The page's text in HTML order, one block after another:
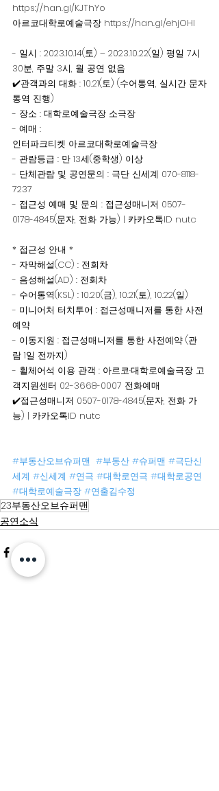
https://han.gl/KJThYo
아르코대학로예술극장 https://han.gl/ehjOHI
- 일시 : 2023.10.14(토) – 2023.10.22(일) 평일 7시
30분, 주말 3시, 월 공연 없음
✔️관객과의 대화 : 10.21(토) (수어통역, 실시간 문자
통역 진행)
- 장소 : 대학로예술극장 소극장
- 예매 :
인터파크티켓 아르코대학로예술극장
- 관람등급 : 만 13세(중학생) 이상
- 단체관람 및 공연문의 : 극단 신세계 070-8118-
7237
- 접근성 예매 및 문의 : 접근성매니저 0507-
0178-4845(문자, 전화 가능) | 카카오톡ID nutc
* 접근성 안내 *
- 자막해설(CC) : 전회차
- 음성해설(AD) : 전회차
- 수어통역(KSL) : 10.20(금), 10.21(토), 10.22(일)
- 미니어처 터치투어 : 접근성매니저를 통한 사전
예약
- 이동지원 : 접근성매니저를 통한 사전예약 (관
람 1일 전까지)
- 휠체어석 이용 관객 : 아르코·대학로예술극장 고
객지원센터 02-3668-0007 전화예매
✔️접근성매니저 0507-0178-4845(문자, 전화 가
능) | 카카오톡ID nutc
#부동산오브슈퍼맨 #부동산 #슈퍼맨 #극단신
세계 #신세계 #연극 #대학로연극 #대학로공연
#대학로예술극장 #연출김수정
23부동산오브슈퍼맨
공연소식